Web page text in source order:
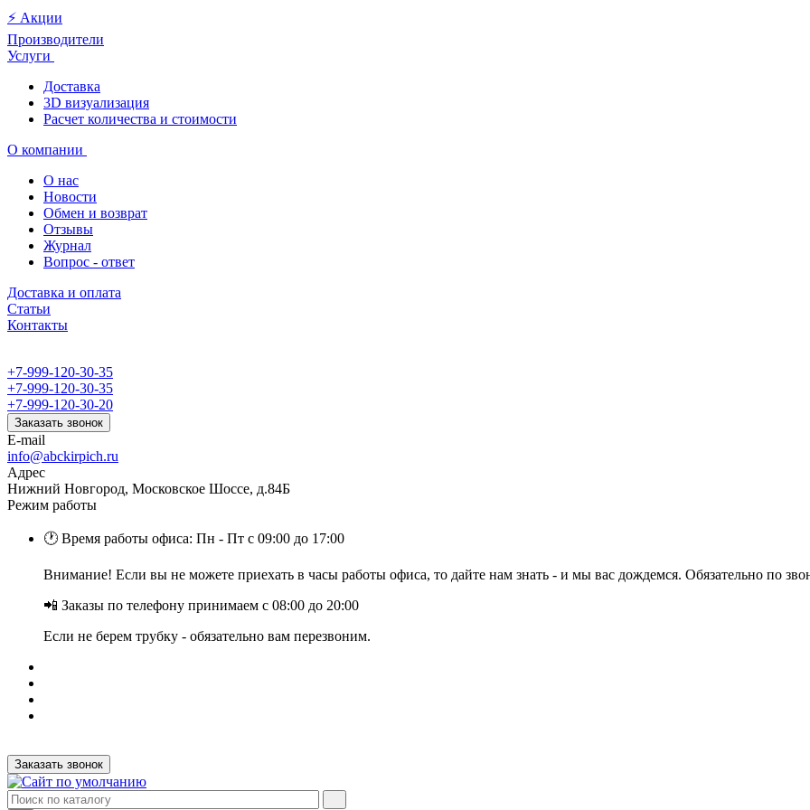
⚡️ Акции
Производители
Услуги
Доставка
3D визуализация
Расчет количества и стоимости
О компании
О нас
Новости
Обмен и возврат
Отзывы
Журнал
Вопрос - ответ
Доставка и оплата
Статьи
Контакты
+7-999-120-30-35
+7-999-120-30-35
+7-999-120-30-20
Заказать звонок
E-mail
info@abckirpich.ru
Адрес
Нижний Новгород, Московское Шоссе, д.84Б
Режим работы
🕐 Время работы офиса: Пн - Пт с 09:00 до 17:00
Внимание! Если вы не можете приехать в часы работы офиса, то дайте нам знать - и мы вас дождемся. Обязательно по
📲 Заказы по телефону принимаем с 08:00 до 20:00
Если не берем трубку - обязательно вам перезвоним.
Заказать звонок